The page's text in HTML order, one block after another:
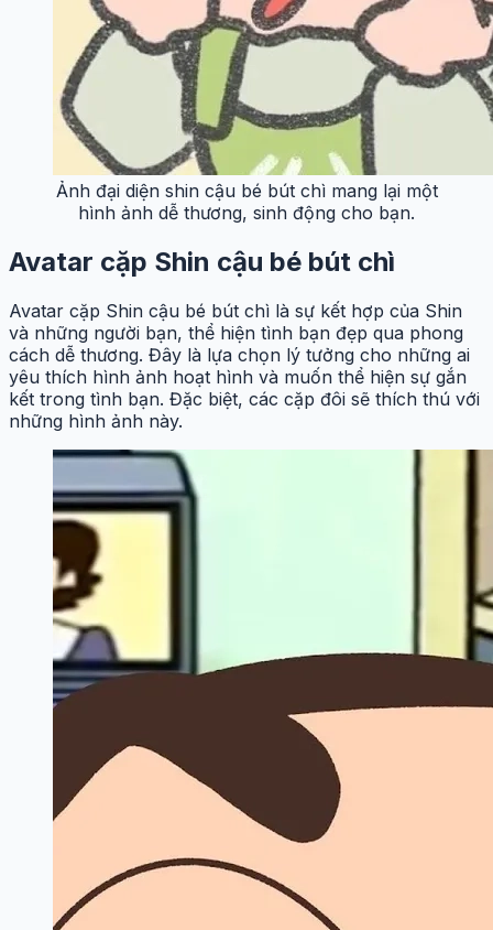
Ảnh đại diện shin cậu bé bút chì mang lại một
hình ảnh dễ thương, sinh động cho bạn.
Avatar cặp Shin cậu bé bút chì
Avatar cặp Shin cậu bé bút chì là sự kết hợp của Shin
và những người bạn, thể hiện tình bạn đẹp qua phong
cách dễ thương. Đây là lựa chọn lý tưởng cho những ai
yêu thích hình ảnh hoạt hình và muốn thể hiện sự gắn
kết trong tình bạn. Đặc biệt, các cặp đôi sẽ thích thú với
những hình ảnh này.